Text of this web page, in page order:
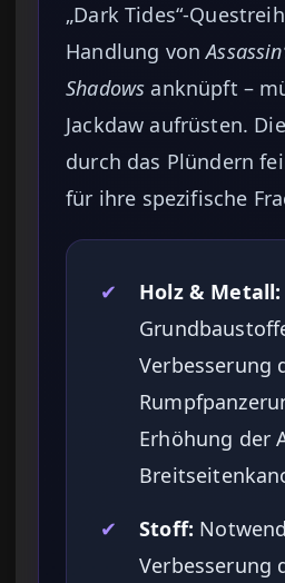
„Dark Tides“-
Handlung von
Shadows anknüpft –
Jackdaw aufrüsten.
durch das Plündern
für ihre spezifische
✔
Holz & Metall:
Verbesserung
Erhöhung der
✔
Stoff:
Verbesserung